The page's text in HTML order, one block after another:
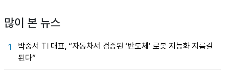
많이 본 뉴스
1
박중서 TI 대표, “자동차서 검증된 ‘반도체’ 로봇 지능화 지름길
된다”